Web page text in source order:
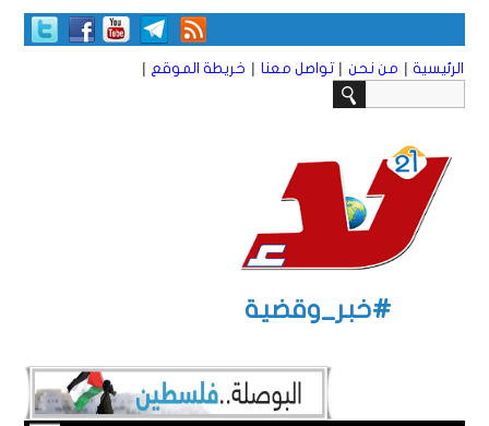
الرئيسية | من نحن | تواصل معنا | خريطة الموقع |
#خبر_وقضية